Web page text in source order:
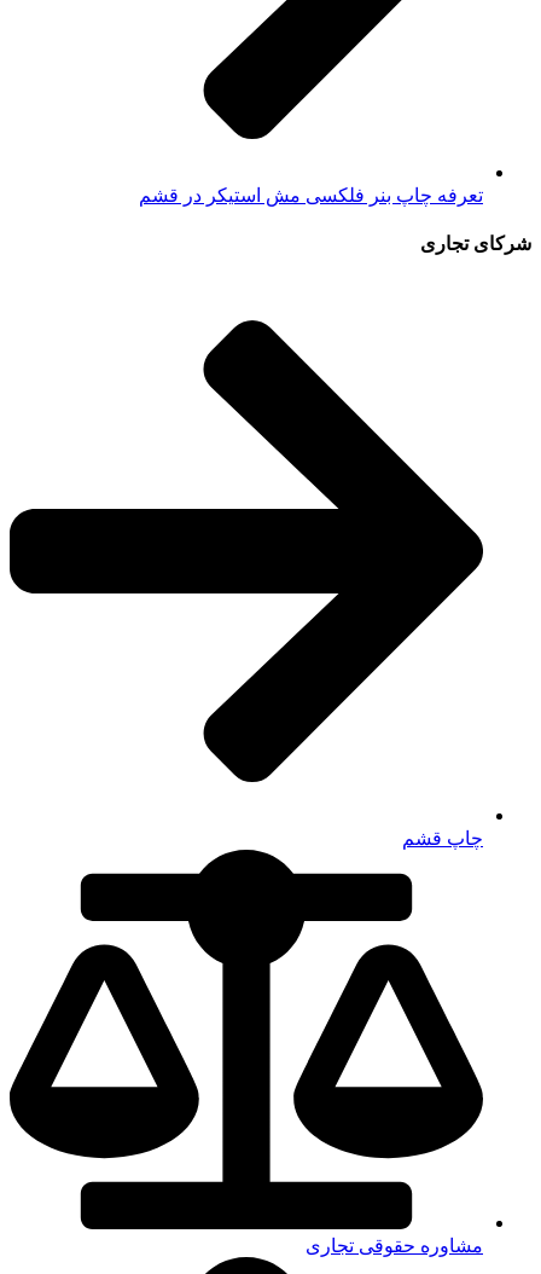
تعرفه چاپ بنر فلکسی مش استیکر در قشم
شرکای تجاری
چاپ قشم
مشاوره حقوقی تجاری